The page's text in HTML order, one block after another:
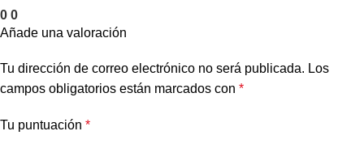
0 0
Añade una valoración
Tu dirección de correo electrónico no será publicada. Los
campos obligatorios están marcados con *
Tu puntuación *